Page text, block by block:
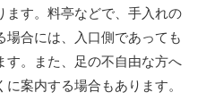
ます。料亭などで、手入れの
合には、入口側であっても
す。また、足の不自由な方へ
案内する場合もあります。